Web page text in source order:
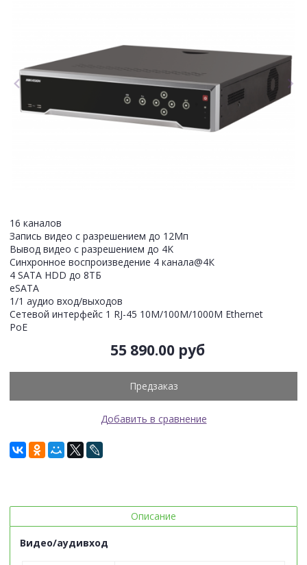
16 каналов
Запись видео с разрешением до 12Мп
Вывод видео с разрешением до 4K
Синхронное воспроизведение 4 канала@4К
4 SATA HDD до 8ТБ
eSATA
1/1 аудио вход/выходов
Сетевой интерфейс 1 RJ-45 10M/100M/1000M Ethernet
PoE
55 890.00 руб
Предзаказ
Добавить в сравнение
Описание
Видео/аудивход